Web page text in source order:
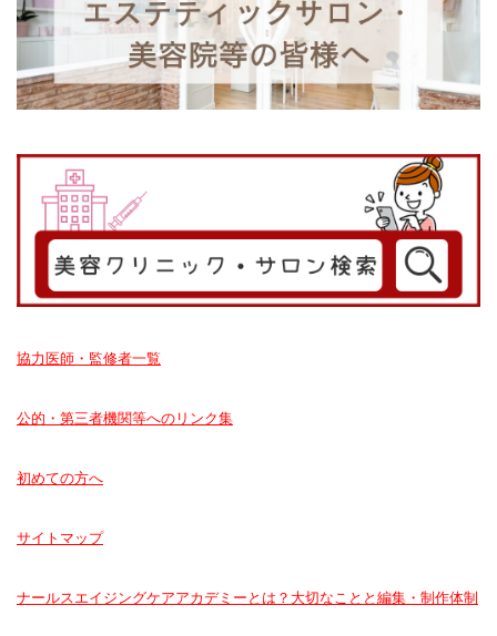
協力医師・監修者一覧
公的・第三者機関等へのリンク集
初めての方へ
サイトマップ
ナールスエイジングケアアカデミーとは？大切なことと編集・制作体制